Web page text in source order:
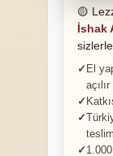
🟡
İshak
El
açılır